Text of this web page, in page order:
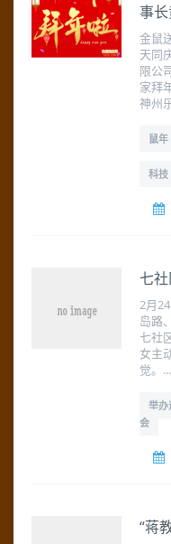
事长
金鼠
天同
限公
家拜
神州
鼠年
科技
七
2月
岛路
七社
女主
觉。...
举办
会
“蒋